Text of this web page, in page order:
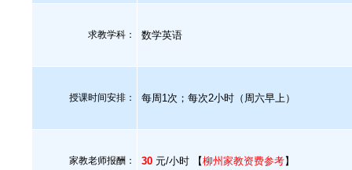
求教学科： 数学英语
授课时间安排： 每周1次；每次2小时（周六早上）
家教老师报酬： 30 元/小时 【柳州家教资费参考】